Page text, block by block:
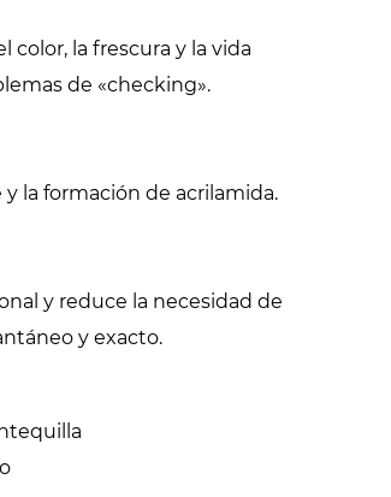
color, la frescura y la vida
de «checking».
la formación de acrilamida.
y reduce la necesidad de
y exacto.